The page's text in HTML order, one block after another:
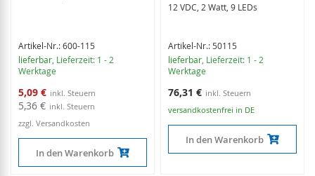
Artikel-Nr.: 600-115
lieferbar , Lieferzeit: 1 - 2
Werktage
Sonderangebot
5,09 €
5,36 €
zzgl. Versandkosten
In den Warenkorb
12 VDC, 2 Watt, 9 LEDs
Artikel-Nr.: 50115
lieferbar , Lieferzeit: 1 - 2
Werktage
76,31 €
versandkostenfrei in DE
In den Warenkorb